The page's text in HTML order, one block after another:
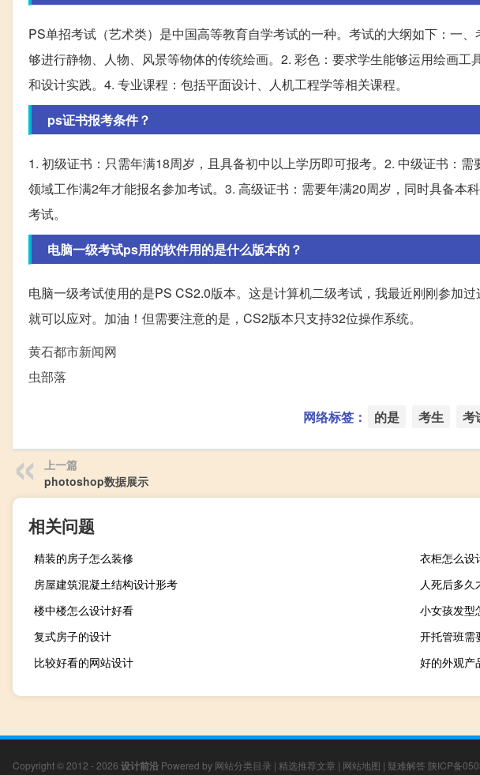
PS单招考试（艺术类）是中国高等教育自学考试的一种。考试的大纲如下：一
够进行静物、人物、风景等物体的传统绘画。2. 彩色：要求学生能够运用绘画
和设计实践。4. 专业课程：包括平面设计、人机工程学等相关课程。
ps证书报考条件？
1. 初级证书：只需年满18周岁，且具备初中以上学历即可报考。2. 中级证书：
领域工作满2年才能报名参加考试。3. 高级证书：需要年满20周岁，同时具备本
考试。
电脑一级考试ps用的软件用的是什么版本的？
电脑一级考试使用的是PS CS2.0版本。这是计算机二级考试，我最近刚刚参加
就可以应对。加油！但需要注意的是，CS2版本只支持32位操作系统。
黄石都市新闻网
虫部落
网络标签： 的是 考生 考
上一篇
photoshop数据展示
相关问题
精装的房子怎么装修
衣柜怎么设
房屋建筑混凝土结构设计形考
人死后多
楼中楼怎么设计好看
小女孩发型
复式房子的设计
开托管班需
比较好看的网站设计
好的外观产
Copyright © 2012 - 2026 设计前沿 Powered by 网站分类目录 | 精选推荐文章 | 网站地图 | 疑难解答 陕ICP备